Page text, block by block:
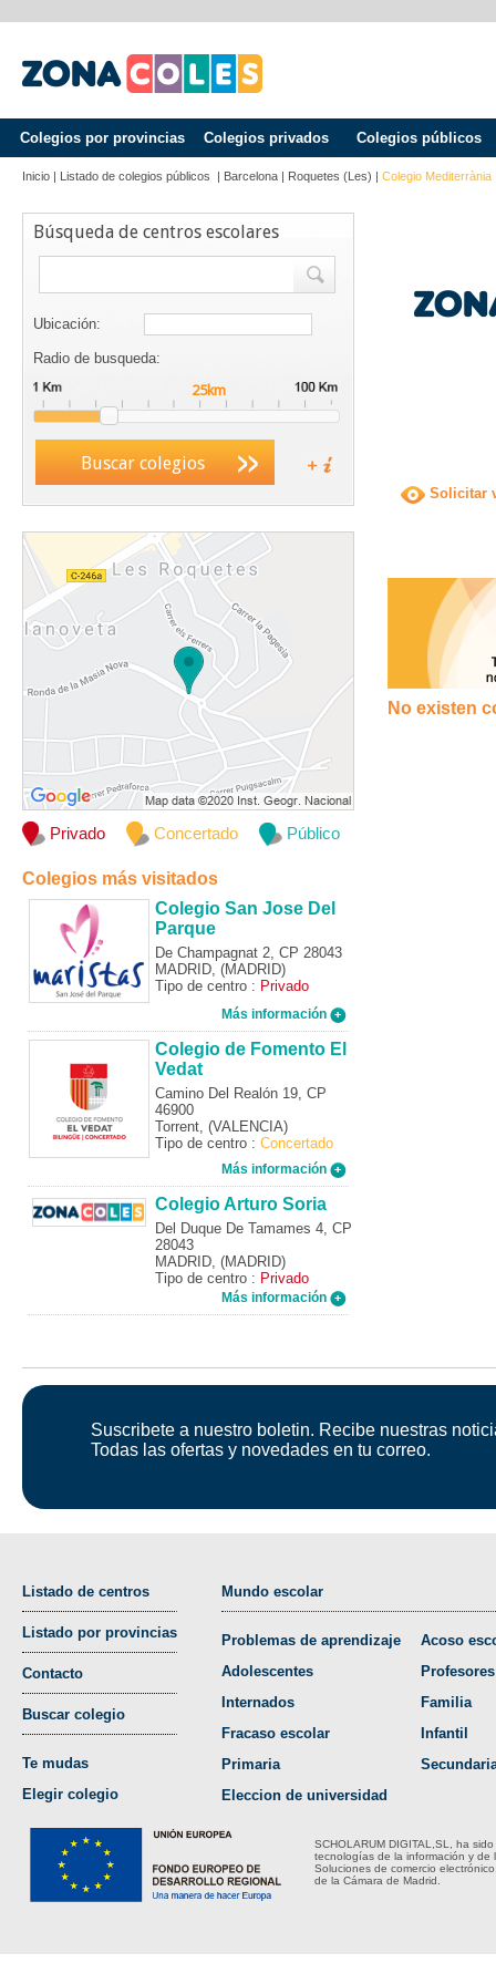
Colegios por provincias Colegios privados Colegios públicos
Inicio | Listado de colegios públicos | Barcelona | Roquetes (les) | Colegio Mediterrània
Búsqueda de centros escolares
Ubicación:
Radio de busqueda:
Buscar colegios
Privado Concertado Público
Colegios más visitados
Colegio San Jose Del
Parque
De Champagnat 2, CP 28043
MADRID, (MADRID)
Tipo de centro : Privado
Más información
Colegio de Fomento El
Vedat
Camino Del Realón 19, CP
46900
Torrent, (VALENCIA)
Tipo de centro : Concertado
Más información
Colegio Arturo Soria
Del Duque De Tamames 4, CP
28043
MADRID, (MADRID)
Tipo de centro : Privado
Más información
Solicitar
No existen
Suscribete a nuestro boletin. Recibe nuestras
Todas las ofertas y novedades en tu correo.
Listado de centros
Listado por provincias
Contacto
Buscar colegio
Te mudas
Elegir colegio
Mundo escolar
Problemas de aprendizaje
Adolescentes
Internados
Fracaso escolar
Primaria
Eleccion de universidad
Acoso
Profesores
Familia
Infantil
SCHOLARUM DIGITAL,SL, ha
tecnologías de la información y de
Soluciones de comercio
de la Cámara de Madrid.